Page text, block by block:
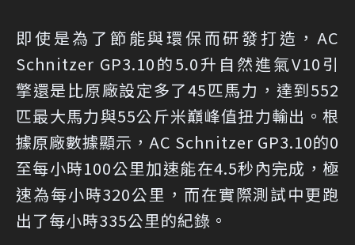
即使是為了節能與環保而研發打造，AC
Schnitzer GP3.10的5.0升自然進氣V10引
擎還是比原廠設定多了45匹馬力，達到552
匹最大馬力與55公斤米巔峰值扭力輸出。根
據原廠數據顯示，AC Schnitzer GP3.10的0
至每小時100公里加速能在4.5秒內完成，極
速為每小時320公里，而在實際測試中更跑
出了每小時335公里的紀錄。